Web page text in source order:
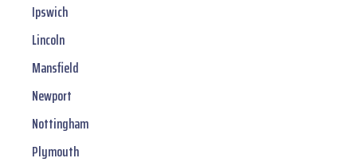
Ipswich
Lincoln
Mansfield
Newport
Nottingham
Plymouth